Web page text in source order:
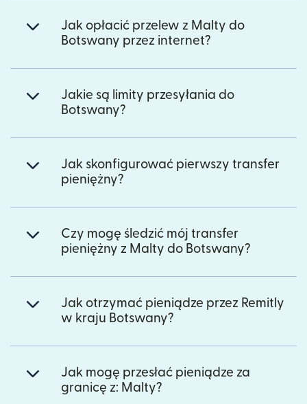
Jak opłacić przelew z Malty do
Botswany przez internet?
Jakie są limity przesyłania do
Botswany?
Jak skonfigurować pierwszy transfer
pieniężny?
Czy mogę śledzić mój transfer
pieniężny z Malty do Botswany?
Jak otrzymać pieniądze przez Remitly
w kraju Botswany?
Jak mogę przesłać pieniądze za
granicę z: Malty?